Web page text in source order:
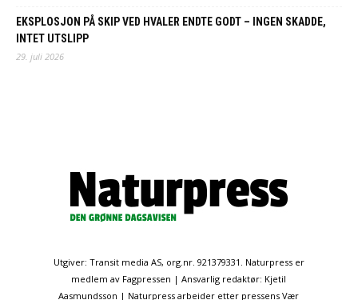
EKSPLOSJON PÅ SKIP VED HVALER ENDTE GODT – INGEN SKADDE,
INTET UTSLIPP
29. juli 2026
Utgiver: Transit media AS, org.nr. 921379331. Naturpress er
medlem av Fagpressen | Ansvarlig redaktør: Kjetil
Aasmundsson | Naturpress arbeider etter pressens Vær